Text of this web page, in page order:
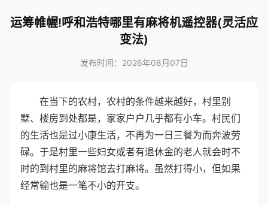
运筹帷幄!呼和浩特哪里有麻将机遥控器(灵活应
变法)
发布时间：2026年08月07日
在当下的农村，农村的条件越来越好，村里别
墅、楼房到处都是，家家户户几乎都有小车。村民们
的生活也是过小康生活，不再为一日三餐为而奔波劳
碌。于是村里一些妇女或者有退休金的老人就会时不
时的到村里的麻将馆去打麻将。虽然打得小，但如果
经常输也是一笔不小的开支。